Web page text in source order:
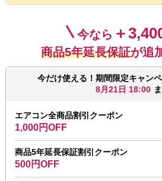
今なら ＋
商品5年延長保証が追
今だけ使える！期間限定キャン
8月21日 18:00
エアコン全商品割引クーポン
1,000円OFF
商品5年延長保証割引クーポン
500円OFF